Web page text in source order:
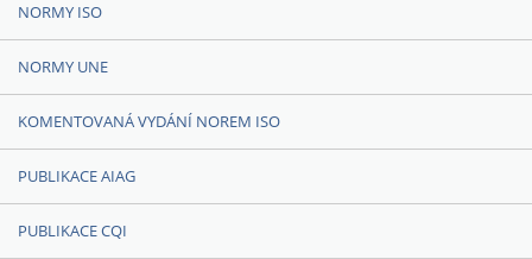
NORMY ISO
NORMY UNE
KOMENTOVANÁ VYDÁNÍ NOREM ISO
PUBLIKACE AIAG
PUBLIKACE CQI